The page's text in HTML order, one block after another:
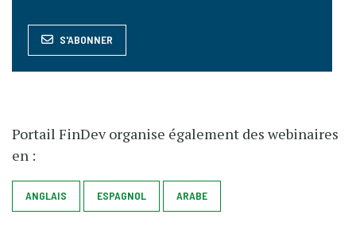
S'ABONNER
Portail FinDev organise également des webinaires
en :
ANGLAIS ESPAGNOL ARABE